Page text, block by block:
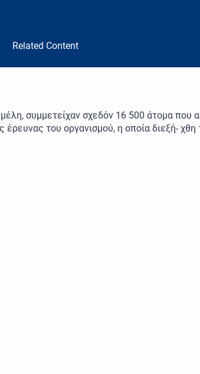
Related Content
συμμετείχαν σχεδόν 16 500 άτομα που
έρευνας του οργανισμού, η οποία διεξή-